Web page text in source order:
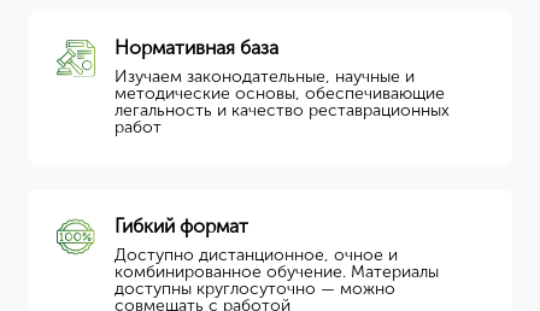
Нормативная база
Изучаем законодательные, научные и
методические основы, обеспечивающие
легальность и качество реставрационных
работ
Гибкий формат
Доступно дистанционное, очное и
комбинированное обучение. Материалы
доступны круглосуточно — можно
совмещать с работой